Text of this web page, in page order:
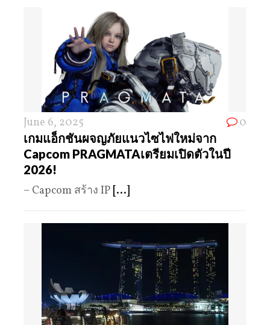
June 6, 2025 0
เกมแอ็กชันผจญภัยแนวไซไฟใหม่จาก
Capcom PRAGMATAเตรียมเปิดตัวในปี
2026!
– Capcom สร้าง IP [...]